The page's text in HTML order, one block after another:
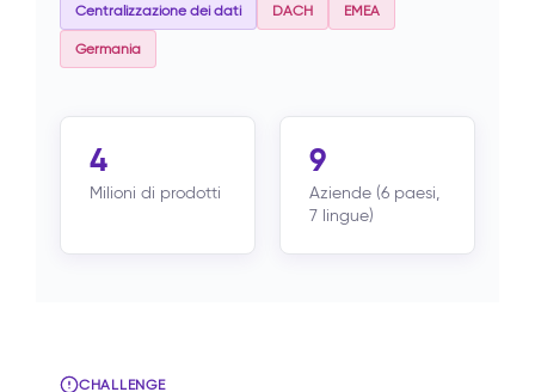
Centralizzazione dei dati DACH EMEA
Germania
4
Milioni di prodotti
9
Aziende (6 paesi,
7 lingue)
CHALLENGE